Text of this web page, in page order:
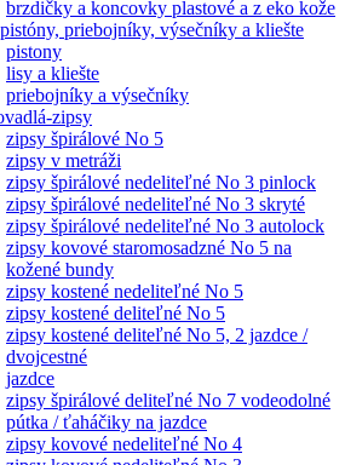
brzdičky a koncovky plastové a z eko kože
priebojníky, výsečníky a kliešte
pistony
lisy a kliešte
priebojníky a výsečníky
zipsy
zipsy špirálové No 5
zipsy v metráži
zipsy špirálové nedeliteľné No 3 pinlock
zipsy špirálové nedeliteľné No 3 skryté
zipsy špirálové nedeliteľné No 3 autolock
zipsy kovové staromosadzné No 5 na
kožené bundy
zipsy kostené nedeliteľné No 5
zipsy kostené deliteľné No 5
zipsy kostené deliteľné No 5, 2 jazdce /
dvojcestné
jazdce
zipsy špirálové deliteľné No 7 vodeodolné
pútka / ťaháčiky na jazdce
zipsy kovové nedeliteľné No 4